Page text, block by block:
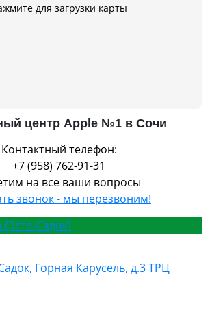
для загрузки карты
центр Apple №1 в Сочи
Контактный телефон:
+7 (958) 762-91-31
на все ваши вопросы
звонок - мы перезвоним!
Садок)
Горная Карусель, д.3 ТРЦ